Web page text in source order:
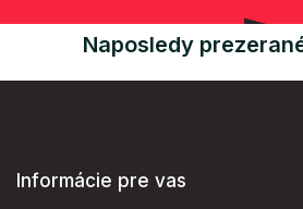
Naposledy
Informácie pre vas